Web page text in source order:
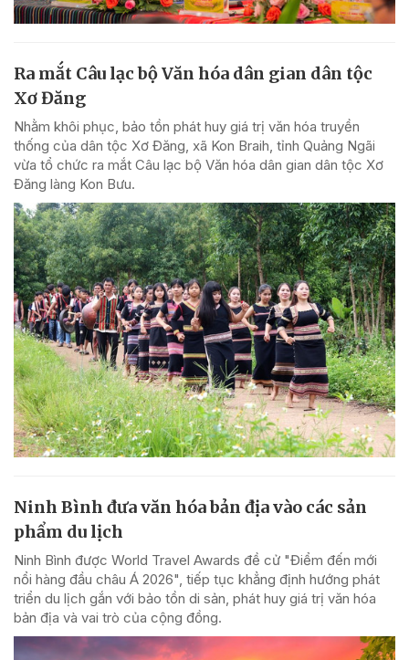
Ra mắt Câu lạc bộ Văn hóa dân gian dân tộc
Xơ Đăng
Nhằm khôi phục, bảo tồn phát huy giá trị văn hóa truyền
thống của dân tộc Xơ Đăng, xã Kon Braih, tỉnh Quảng Ngãi
vừa tổ chức ra mắt Câu lạc bộ Văn hóa dân gian dân tộc Xơ
Đăng làng Kon Bưu.
Ninh Bình đưa văn hóa bản địa vào các sản
phẩm du lịch
Ninh Bình được World Travel Awards đề cử "Điểm đến mới
nổi hàng đầu châu Á 2026", tiếp tục khẳng định hướng phát
triển du lịch gắn với bảo tồn di sản, phát huy giá trị văn hóa
bản địa và vai trò của cộng đồng.